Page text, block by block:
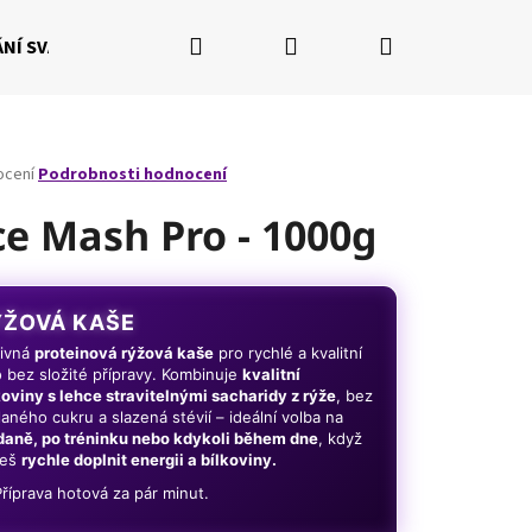
SVALŮ RÝSOVÁNÍ POSTAVY NAŠE BALÍČKY
Hledat PřihlášeníNákupní
Podrobnosti hodnocení
Mash Pro - 1000g
KAŠE
proteinová rýžová kaše pro rychlé a kvalitní
bez složité přípravy. Kombinuje kvalitní
s lehce stravitelnými sacharidy z rýže, bez
cukru a slazená stévií – ideální volba na
po tréninku nebo kdykoli během dne, když
rychle doplnit energii a bílkoviny.
hotová za pár minut.